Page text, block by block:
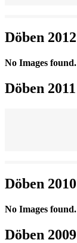
Döben 2012
No Images found.
Döben 2011
Döben 2010
No Images found.
Döben 2009